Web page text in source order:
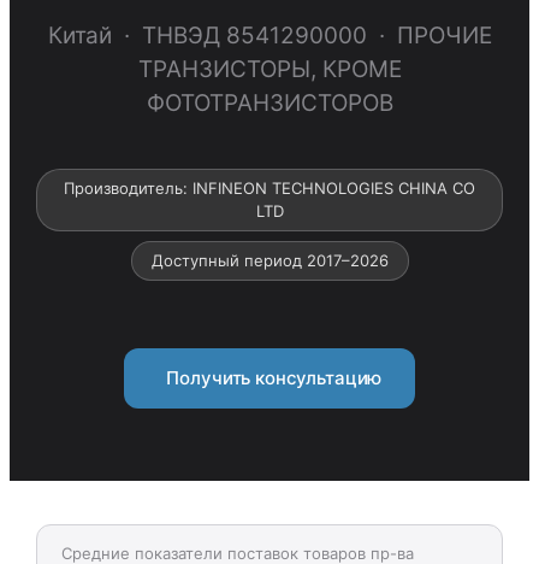
Китай · ТНВЭД 8541290000 · ПРОЧИЕ
ТРАНЗИСТОРЫ, КРОМЕ
ФОТОТРАНЗИСТОРОВ
Производитель: INFINEON TECHNOLOGIES CHINA CO
LTD
Доступный период 2017–2026
Получить консультацию
Средние показатели поставок товаров пр-ва